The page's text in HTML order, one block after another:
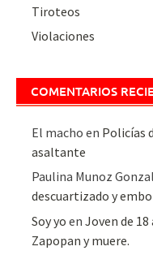
Tiroteos
Violaciones
COMENTARIOS
El macho en Policías
asaltante
Paulina Munoz
descuartizado y
Soy yo enJoven de
Zapopan y muere.